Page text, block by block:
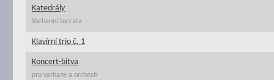
Katedrály
Varhanní toccata
Klavírní trio č. 1
Koncert-bitva
pro varhany a orchestr